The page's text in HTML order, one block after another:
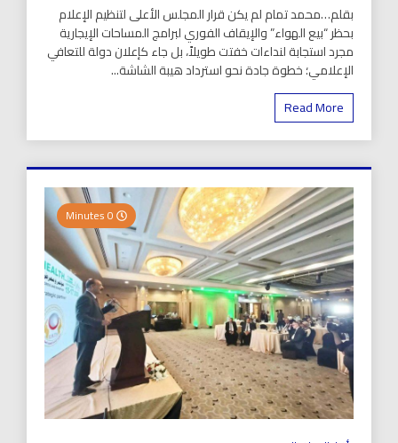
بقلم…محمد تمام لم يكن قرار المجلس الأعلى لتنظيم الإعلام
بحظر “بيع الهواء” والإيقاف الفوري لبرامج المساحات الإيجارية
مجرد استجابة لنداءات خفتت طويلاً، بل جاء كإعلان دولة للتعافي
الإعلامي؛ خطوة جادة نحو استرداد هيبة الشاشة...
Read More